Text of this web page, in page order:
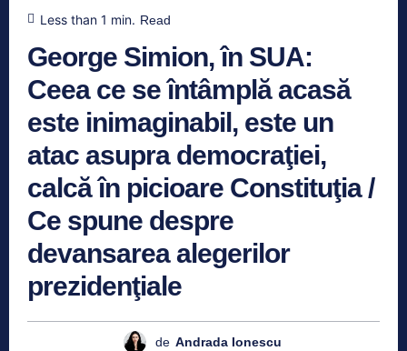
Less than 1 min. Read
George Simion, în SUA:
Ceea ce se întâmplă acasă
este inimaginabil, este un
atac asupra democraţiei,
calcă în picioare Constituţia /
Ce spune despre
devansarea alegerilor
prezidenţiale
de Andrada Ionescu